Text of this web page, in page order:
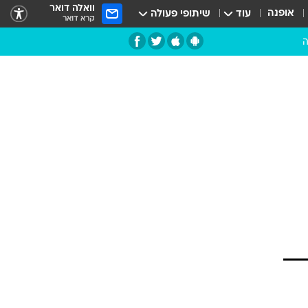
אופנה עוד שיתופי פעולה וואלה דואר
קרא דואר